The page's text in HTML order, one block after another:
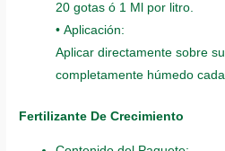
20 gotas ó 1 Ml por litro.
• Aplicación:
Aplicar directamente sobre
completamente húmedo
Fertilizante De Crecimiento